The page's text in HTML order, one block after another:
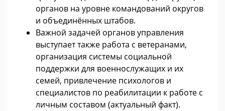
органов на уровне командований округов
и объединённых штабов.
Важной задачей органов управления
выступает также работа с ветеранами,
организация системы социальной
поддержки для военнослужащих и их
семей, привлечение психологов и
специалистов по реабилитации к работе с
личным составом (актуальный факт).